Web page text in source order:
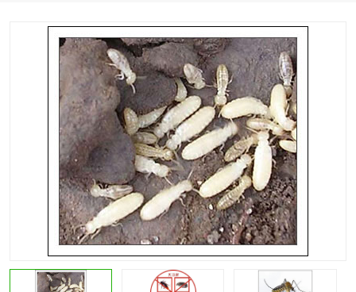
昆明消毒公司 昆明白蚁防治
昆明灭红火蚁公司 昆明驱蛇公司
昆明除虫除蚁